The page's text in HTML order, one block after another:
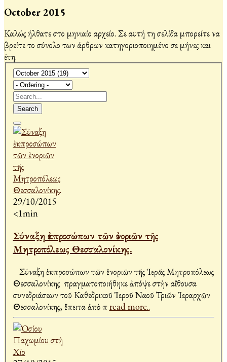
October 2015
Καλώς ήλθατε στο μηνιαίο αρχείο. Σε αυτή τη σελίδα μπορείτε να
βρείτε το σύνολο των άρθρων κατηγοριοποιημένο σε μήνες και
έτη.
Search
29/10/2015
<1min
Σύναξη ἐκπροσώπων τῶν ἐνοριῶν τῆς
Μητροπόλεως Θεσσαλονίκης.
Σύναξη ἐκπροσώπων τῶν ἐνοριῶν τῆς Ἱερᾶς Μητροπόλεως
Θεσσαλονίκης πραγματοποιήθηκε ἀπόψε στὴν αἴθουσα
συνεδριάσεων τοῦ Καθεδρικοῦ Ἱεροῦ Ναοῦ Τριῶν Ἱεραρχῶν
Θεσσαλονίκης, ἔπειτα ἀπὸ πread more..